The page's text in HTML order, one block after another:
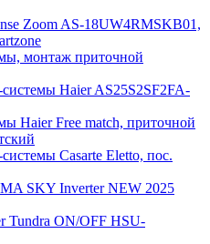
Zoom AS-18UW4RMSKB01,
монтаж приточной
Haier AS25S2SF2FA-
Haier Free match, приточной
Casarte Eletto, пос.
SKY Inverter NEW 2025
Tundra ON/OFF HSU-